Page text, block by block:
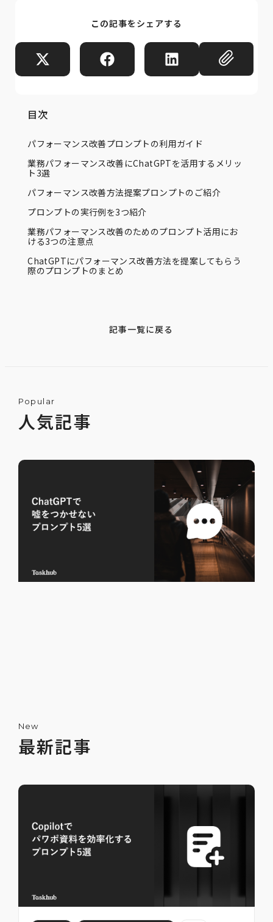
この記事をシェアする
目次
パフォーマンス改善プロンプトの利用ガイド
業務パフォーマンス改善にChatGPTを活用するメリッ
ト3選
パフォーマンス改善方法提案プロンプトのご紹介
プロンプトの実行例を3つ紹介
業務パフォーマンス改善のためのプロンプト活用にお
ける3つの注意点
ChatGPTにパフォーマンス改善方法を提案してもらう
際のプロンプトのまとめ
記事一覧に戻る
Popular
人気記事
New
最新記事